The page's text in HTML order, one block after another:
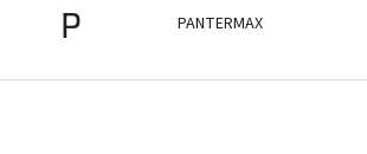
P PANTERMAX